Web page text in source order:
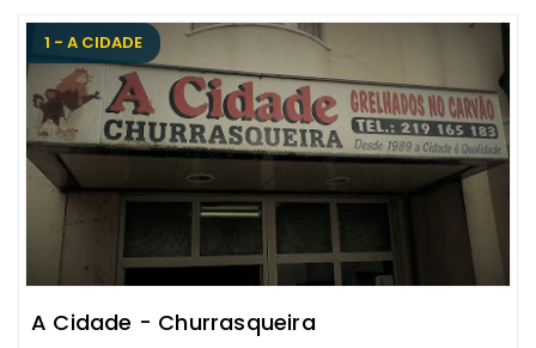
1 - A CIDADE
A Cidade - Churrasqueira